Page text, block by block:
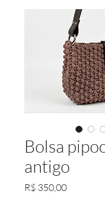
Bolsa
antigo
R$ 350,00Preço